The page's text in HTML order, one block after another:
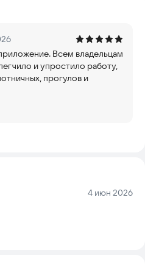
Всем владельцам
и упростило работу,
прогулов и
Дата:
4 июн 2026